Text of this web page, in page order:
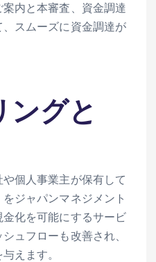
内と本審査、資金調達
スムーズに資金調達が
ングと
個人事業主が保有して
ジャパンマネジメント
化を可能にするサービ
ュフローも改善され、
えます。